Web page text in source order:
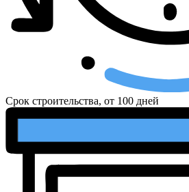
Срок строительства, от 100 дней